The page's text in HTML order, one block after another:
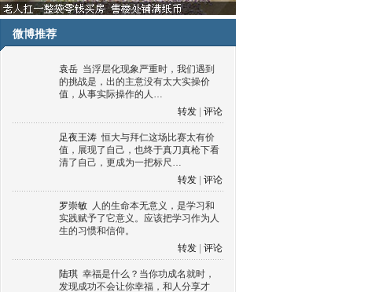
微博推荐
袁岳 当浮层化现象严重时，我们遇到
的挑战是，出的主意没有太大实操价
值，从事实际操作的人…
转发
评论
足夜王涛 恒大与拜仁这场比赛太有价
值，展现了自己，也终于真刀真枪下看
清了自己，更成为一把标尺…
转发
评论
罗崇敏 人的生命本无意义，是学习和
实践赋予了它意义。应该把学习作为人
生的习惯和信仰。
转发
评论
陆琪 幸福是什么？当你功成名就时，
发现成功不会让你幸福，和人分享才